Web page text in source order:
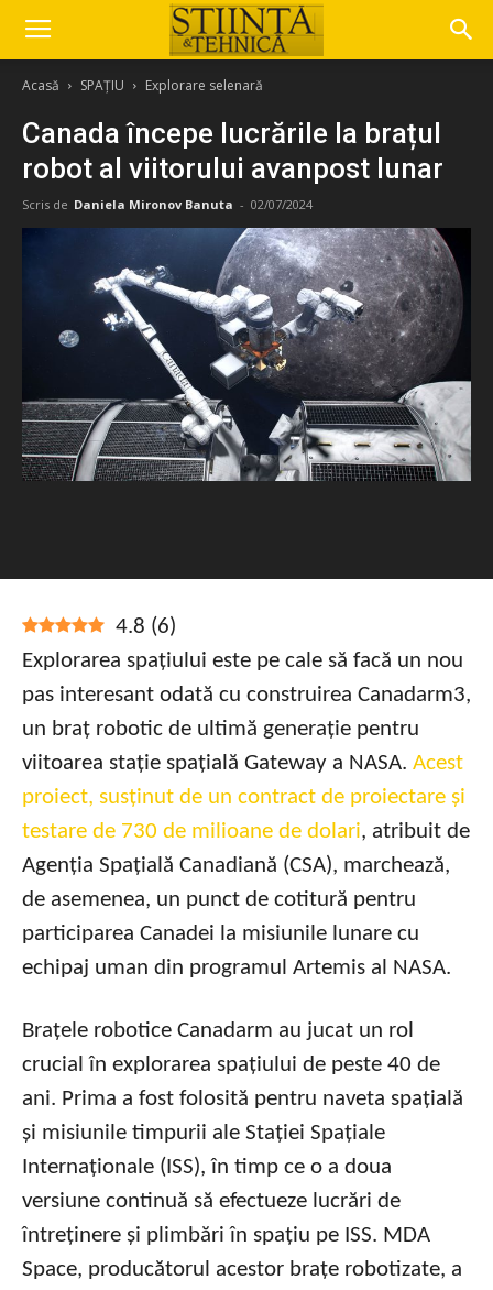
Acasă SPAȚIU Explorare selenară
Canada începe lucrările la brațul
robot al viitorului avanpost lunar
Scris de Daniela Mironov Banuta - 02/07/2024
4.8 (6)
Explorarea spațiului este pe cale să facă un nou
pas interesant odată cu construirea Canadarm3,
un braț robotic de ultimă generație pentru
viitoarea stație spațială Gateway a NASA. Acest
proiect, susținut de un contract de proiectare și
testare de 730 de milioane de dolari, atribuit de
Agenția Spațială Canadiană (CSA), marchează,
de asemenea, un punct de cotitură pentru
participarea Canadei la misiunile lunare cu
echipaj uman din programul Artemis al NASA.
Brațele robotice Canadarm au jucat un rol
crucial în explorarea spațiului de peste 40 de
ani. Prima a fost folosită pentru naveta spațială
și misiunile timpurii ale Stației Spațiale
Internaționale (ISS), în timp ce o a doua
versiune continuă să efectueze lucrări de
întreținere și plimbări în spațiu pe ISS. MDA
Space, producătorul acestor brațe robotizate, a